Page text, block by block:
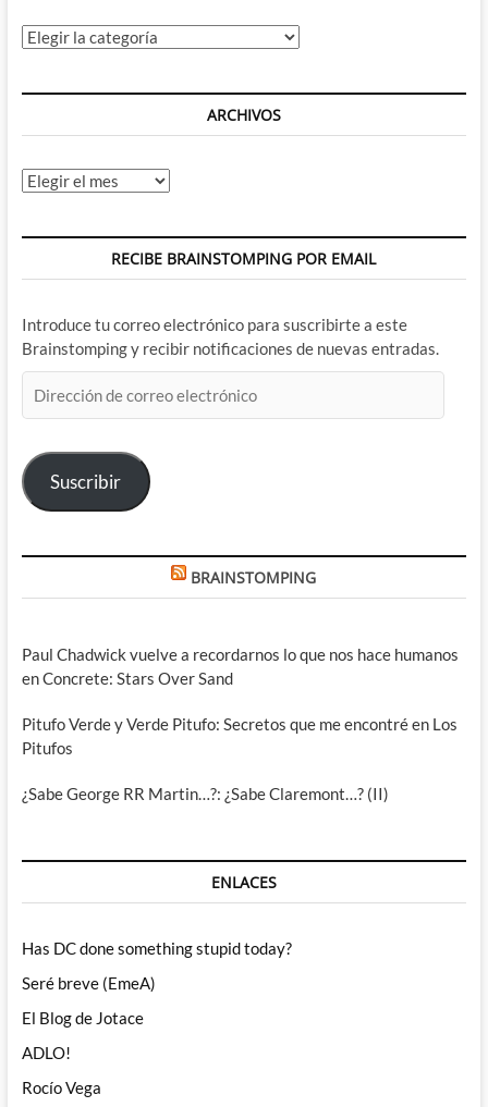
Categorías
ARCHIVOS
Archivos
RECIBE BRAINSTOMPING POR EMAIL
Introduce tu correo electrónico para suscribirte a este
Brainstomping y recibir notificaciones de nuevas entradas.
de
electrónico
Suscribir
BRAINSTOMPING
Paul Chadwick vuelve a recordarnos lo que nos hace humanos
en Concrete: Stars Over Sand
Pitufo Verde y Verde Pitufo: Secretos que me encontré en Los
Pitufos
¿Sabe George RR Martin…?: ¿Sabe Claremont…? (II)
ENLACES
Has DC done something stupid today?
Seré breve (EmeA)
El Blog de Jotace
ADLO!
Rocío Vega